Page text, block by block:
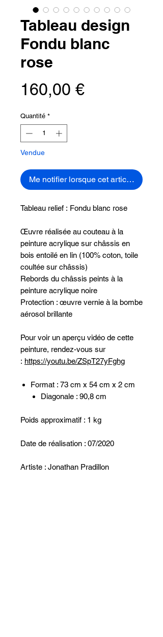
Tableau design
Fondu blanc
rose
160,00 €Prix
Quantité *
Vendue
Me notifier lorsque cet article est
Tableau relief : Fondu blanc rose
Œuvre réalisée au couteau à la
peinture acrylique sur châssis en
bois entoilé en lin (100% coton, toile
coultée sur châssis)
Rebords du châssis peints à la
peinture acrylique noire
Protection : œuvre vernie à la bombe
aérosol brillante
Pour voir un aperçu vidéo de cette
peinture, rendez-vous sur
: https://youtu.be/ZSpT27yFghg
Format : 73 cm x 54 cm x 2 cm
Diagonale : 90,8 cm
Poids approximatif : 1 kg
Date de réalisation : 07/2020
Artiste : Jonathan Pradillon